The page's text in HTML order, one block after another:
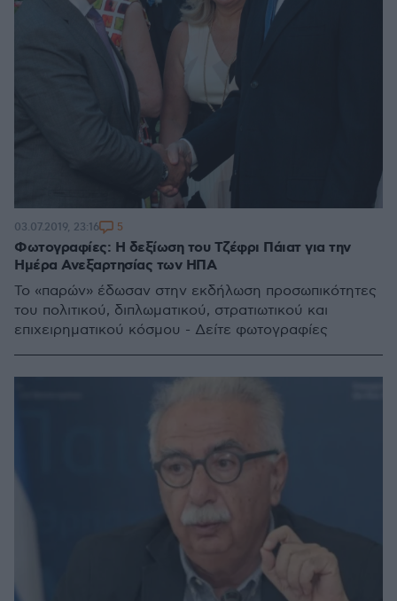
Φωτογραφίες: Η δεξίωση του Τζέφρι Πάιατ για την
Ημέρα Ανεξαρτησίας των ΗΠΑ
Το «παρών» έδωσαν στην εκδήλωση προσωπικότητες
του πολιτικού, διπλωματικού, στρατιωτικού και
επιχειρηματικού κόσμου - Δείτε φωτογραφίες
03.07.2019, 23:16 5